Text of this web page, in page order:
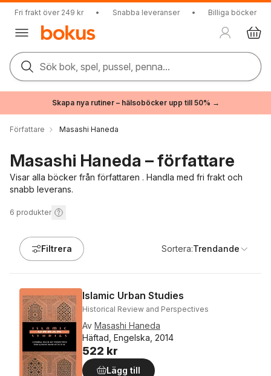
Fri frakt över 249 kr • Snabba leveranser • Billiga böcker
Sök bok, spel, pussel, penna...
Skapa nya rutiner – hälsoböcker upp till 50% →
Författare Masashi Haneda
Masashi Haneda – författare
Visar alla böcker från författaren . Handla med fri frakt och
snabb leverans.
6 produkter
Filtrera Sortera:Trendande
Islamic Urban Studies
Historical Review and Perspectives
Av Masashi Haneda
Häftad, Engelska, 2014
522 kr
Lägg till